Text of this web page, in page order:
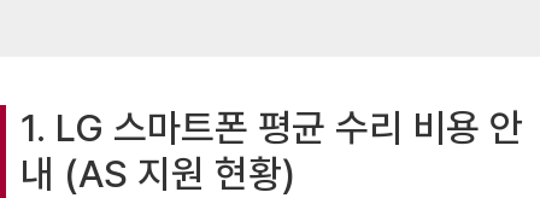
1. LG 스마트폰 평균 수리 비용 안
내 (AS 지원 현황)